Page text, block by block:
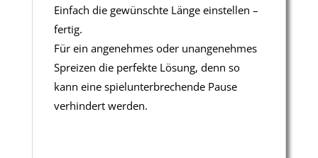
Einfach die gewünschte Länge einstellen –
fertig.
Für ein angenehmes oder unangenehmes
Spreizen die perfekte Lösung, denn so
kann eine spielunterbrechende Pause
verhindert werden.